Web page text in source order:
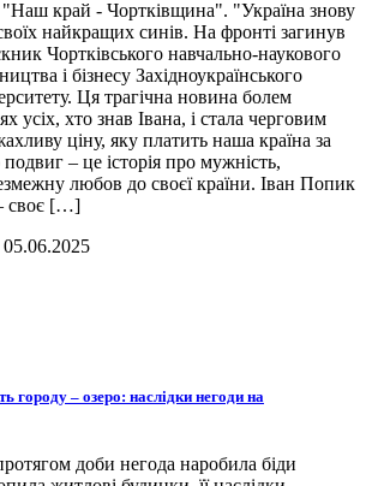
"Наш край - Чортківщина". "Україна знову
найкращих синів. На фронті загинув
Чортківського навчально-наукового
і бізнесу Західноукраїнського
Ця трагічна новина болем
усіх, хто знав Івана, і стала черговим
ціну, яку платить наша країна за
– це історія про мужність,
любов до своєї країни. Іван Попик
своє […]
05.06.2025
городу – озеро: наслідки негоди на
доби негода наробила біди